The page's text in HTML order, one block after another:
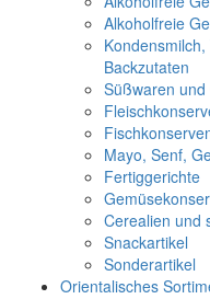
Alkoholfreie
Backzutaten
Süßwaren und
Mayo, Senf,
Fertiggerichte
Cerealien und
Snackartikel
Sonderartikel
Orientalisches